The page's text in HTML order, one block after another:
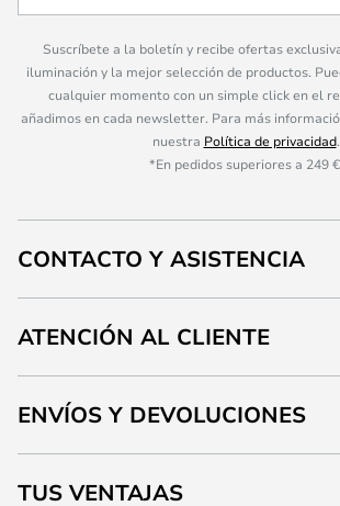
Suscríbete a la boletín y recibe ofertas
iluminación y la mejor selección de productos.
cualquier momento con un simple click en el
añadimos en cada newsletter. Para más
nuestra Política de privacidad.
*En pedidos superiores a 249
CONTACTO Y ASISTENCIA
ATENCIÓN AL CLIENTE
ENVÍOS Y DEVOLUCIONES
TUS VENTAJAS